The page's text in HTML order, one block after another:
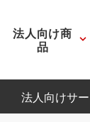
法人向け商
品
法人向けサ